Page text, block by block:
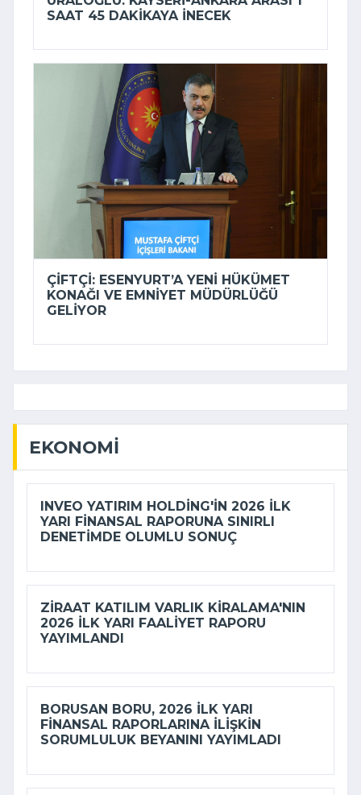
SAAT 45 DAKIKAYA INECEK
ÇIFTÇI: ESENYURT’A YENI HÜKÜMET
KONAĞI VE EMNIYET MÜDÜRLÜĞÜ
GELIYOR
EKONOMI
INVEO YATIRIM HOLDING'IN 2026 ILK
YARI FINANSAL RAPORUNA SINIRLI
DENETIMDE OLUMLU SONUÇ
ZIRAAT KATILIM VARLIK KIRALAMA'NIN
2026 ILK YARI FAALIYET RAPORU
YAYIMLANDI
BORUSAN BORU, 2026 ILK YARI
FINANSAL RAPORLARINA ILIŞKIN
SORUMLULUK BEYANINI YAYIMLADI